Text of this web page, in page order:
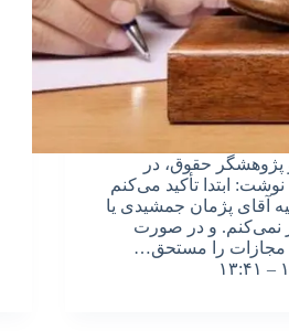
حقوق، در
ابتدا تأکید می‌کنم
که من نه به نفع و نه علیه آقای ‎پژمان جمشیدی یا
نمی‌کنم. و در صورت
مجازات را مستحق…